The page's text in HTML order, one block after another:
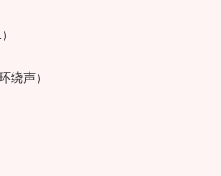
声）